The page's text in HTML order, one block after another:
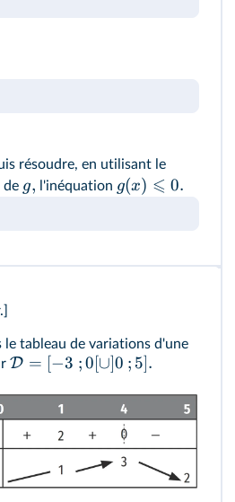
résoudre, en utilisant le
de g, l'inéquation g(x) ⩽ 0.
.]
le tableau de variations d'une
D = [−3 ;0[∪]0 ; 5].